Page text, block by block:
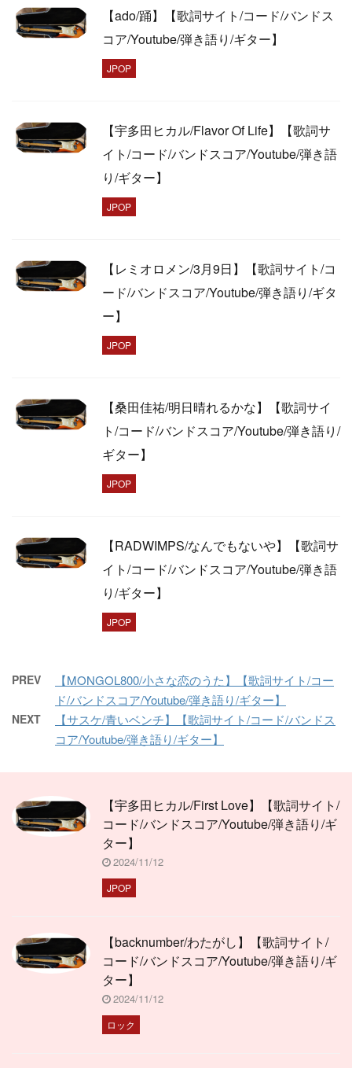
【ado/踊】【歌詞サイト/コード/バンドス
コア/Youtube/弾き語り/ギター】
JPOP
【宇多田ヒカル/Flavor Of Life】【歌詞サ
イト/コード/バンドスコア/Youtube/弾き語
り/ギター】
JPOP
【レミオロメン/3月9日】【歌詞サイト/コ
ード/バンドスコア/Youtube/弾き語り/ギタ
ー】
JPOP
【桑田佳祐/明日晴れるかな】【歌詞サイ
ト/コード/バンドスコア/Youtube/弾き語り/
ギター】
JPOP
【RADWIMPS/なんでもないや】【歌詞サ
イト/コード/バンドスコア/Youtube/弾き語
り/ギター】
JPOP
PREV
【MONGOL800/小さな恋のうた】【歌詞サイト/コー
ド/バンドスコア/Youtube/弾き語り/ギター】
NEXT
【サスケ/青いベンチ】【歌詞サイト/コード/バンドス
コア/Youtube/弾き語り/ギター】
【宇多田ヒカル/First Love】【歌詞サイト/
コード/バンドスコア/Youtube/弾き語り/ギ
ター】
2024/11/12
JPOP
【backnumber/わたがし】【歌詞サイト/
コード/バンドスコア/Youtube/弾き語り/ギ
ター】
2024/11/12
ロック